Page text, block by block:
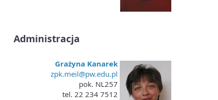
Administracja
Grażyna Kanarek
zpk.meil@pw.edu.pl
pok. NL257
tel. 22 234 7512